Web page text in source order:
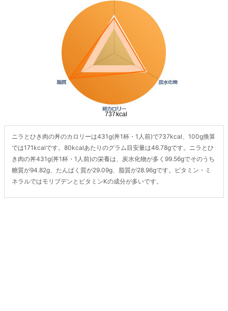
ニラとひき肉の丼のカロリーは431g(丼1杯・1人前)で737kcal、100g換算
では171kcalです。80kcalあたりのグラム目安量は46.78gです。ニラとひ
き肉の丼431g(丼1杯・1人前)の栄養は、炭水化物が多く99.56gでそのうち
糖質が94.82g、たんぱく質が29.09g、脂質が28.96gです。ビタミン・ミ
ネラルではモリブデンとビタミンKの成分が多いです。